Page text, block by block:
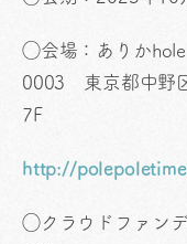
◯会場：ありか
0003 東京都中野
7F
http://
◯クラウドファン